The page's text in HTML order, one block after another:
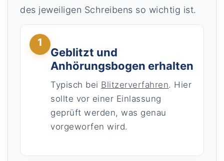
des jeweiligen Schreibens so wichtig ist.
1
Geblitzt und
Anhörungsbogen erhalten
Typisch bei Blitzerverfahren. Hier
sollte vor einer Einlassung
geprüft werden, was genau
vorgeworfen wird.